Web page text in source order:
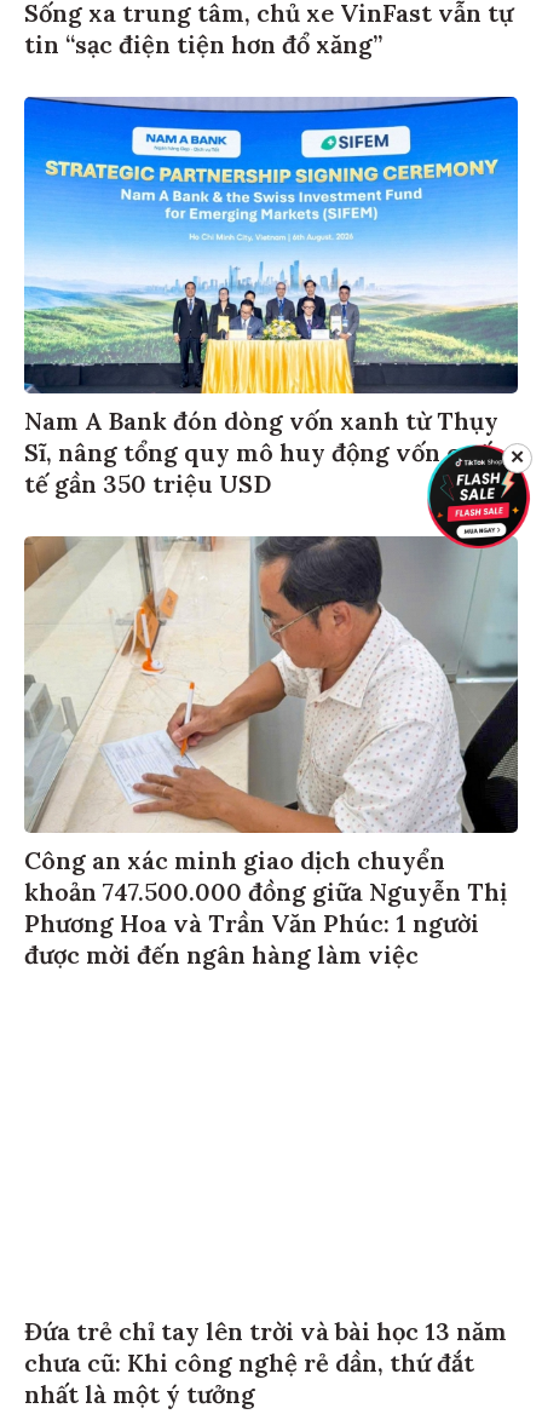
Sống xa trung tâm, chủ xe VinFast vẫn tự
tin “sạc điện tiện hơn đổ xăng”
​​​​​​​Nam A Bank đón dòng vốn xanh từ Thụy
Sĩ, nâng tổng quy mô huy động vốn quốc
tế gần 350 triệu USD
Công an xác minh giao dịch chuyển
khoản 747.500.000 đồng giữa Nguyễn Thị
Phương Hoa và Trần Văn Phúc: 1 người
được mời đến ngân hàng làm việc
Đứa trẻ chỉ tay lên trời và bài học 13 năm
chưa cũ: Khi công nghệ rẻ dần, thứ đắt
nhất là một ý tưởng
✕